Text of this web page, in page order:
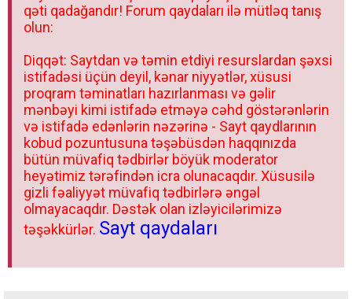
qəti qadağandır! Forum qaydaları ilə mütləq tanış
olun:
Diqqət: Saytdan və təmin etdiyi resurslardan şəxsi
istifadəsi üçün deyil, kənar niyyətlər, xüsusi
proqram təminatları hazırlanması və gəlir
mənbəyi kimi istifadə etməyə cəhd göstərənlərin
və istifadə edənlərin nəzərinə - Sayt qaydlarının
kobud pozuntusuna təşəbüsdən haqqınızda
bütün müvafiq tədbirlər böyük moderator
heyətimiz tərəfindən icra olunacaqdır. Xüsusilə
gizli fəaliyyət müvafiq tədbirlərə əngəl
olmayacaqdır. Dəstək olan izləyicilərimizə
təşəkkürlər. Sayt qaydaları